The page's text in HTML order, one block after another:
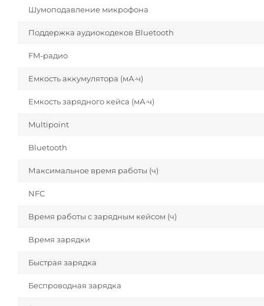
Шумоподавление микрофона
Поддержка аудиокодеков Bluetooth
FM-радио
Емкость аккумулятора (мА·ч)
Емкость зарядного кейса (мА·ч)
Multipoint
Bluetooth
Максимальное время работы (ч)
NFC
Время работы с зарядным кейсом (ч)
Время зарядки
Быстрая зарядка
Беспроводная зарядка